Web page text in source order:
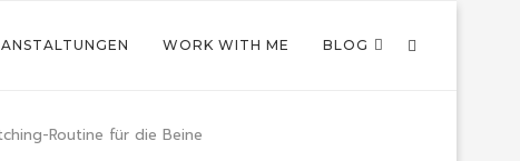
WORK WITH ME BLOG
Routine für die Beine